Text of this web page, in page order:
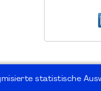
statistische